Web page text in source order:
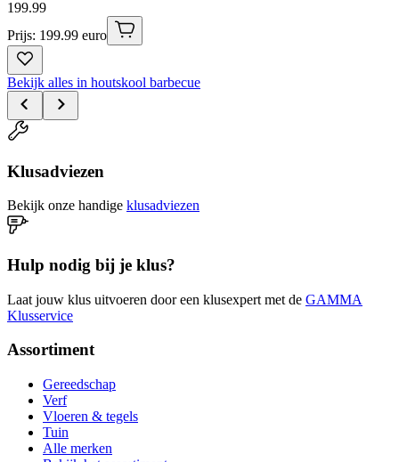
199.99
Prijs: 199.99 euro
Bekijk alles in houtskool barbecue
Klusadviezen
Bekijk onze handige klusadviezen
Hulp nodig bij je klus?
Laat jouw klus uitvoeren door een klusexpert met de GAMMA
Klusservice
Assortiment
Gereedschap
Verf
Vloeren & tegels
Tuin
Alle merken